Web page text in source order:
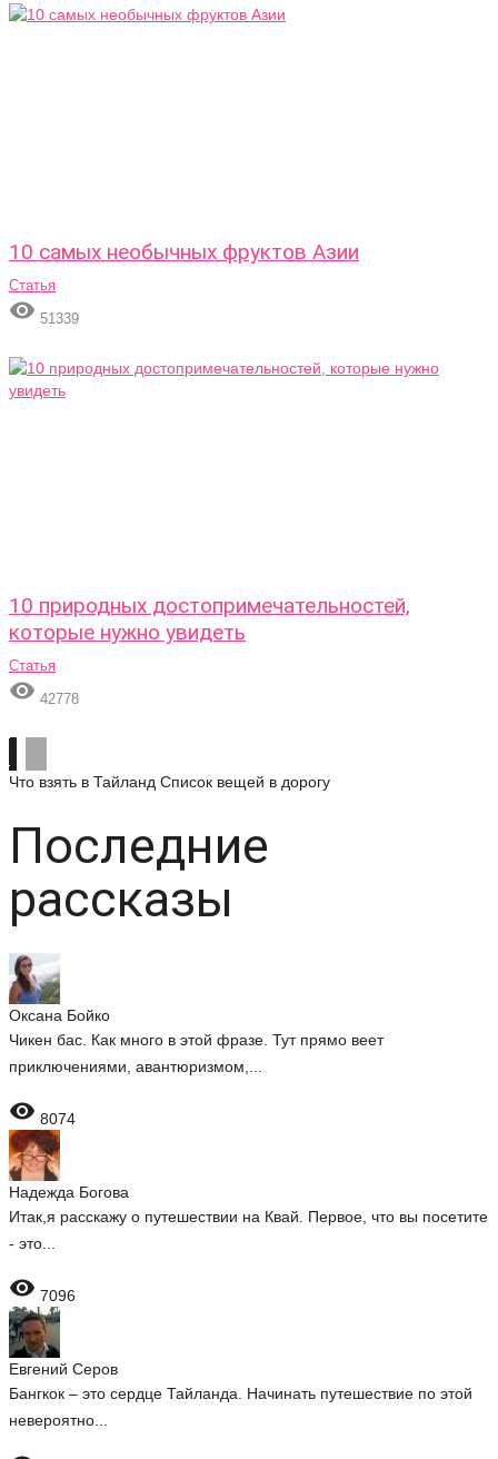
10 самых необычных фруктов Азии
Статья
 51339
10 природных достопримечательностей,
которые нужно увидеть
Статья
 42778
Что взять в Тайланд Список вещей в дорогу
Последние
рассказы
Оксана Бойко
Чикен бас. Как много в этой фразе. Тут прямо веет
приключениями, авантюризмом,...
 8074
Надежда Богова
Итак,я расскажу о путешествии на Квай. Первое, что вы посетите
- это...
 7096
Евгений Серов
Бангкок – это сердце Тайланда. Начинать путешествие по этой
невероятно...